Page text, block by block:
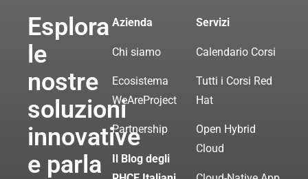
Esplora
le
nostre
soluzioni
innovative
e parla
Azienda
Chi siamo
Ecosistema
WeAreProject
Partnership
Il Blog degli
Servizi
Calendario Corsi
Tutti i Corsi Red
Hat
Open Hybrid
Cloud